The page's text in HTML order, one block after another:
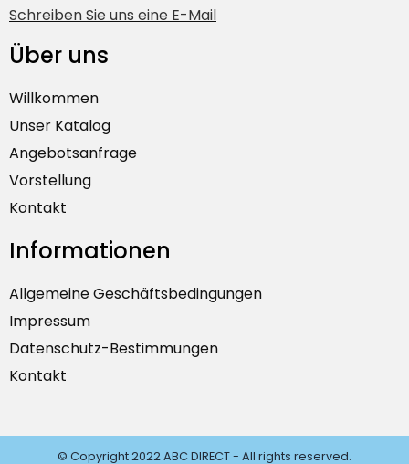
Schreiben Sie uns eine E-Mail
Über uns
Willkommen
Unser Katalog
Angebotsanfrage
Vorstellung
Kontakt
Informationen
Allgemeine Geschäftsbedingungen
Impressum
Datenschutz-Bestimmungen
Kontakt
© Copyright 2022 ABC DIRECT - All rights reserved.